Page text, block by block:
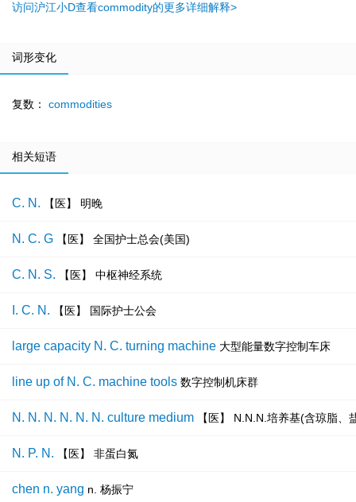
访问沪江小D查看commodity的更多详细解释>
词形变化
复数： commodities
相关短语
C. N. 【医】 明晚
N. C. G 【医】 全国护士总会(美国)
C. N. S. 【医】 中枢神经系统
I. C. N. 【医】 国际护士公会
large capacity N. C. turning machine 大型能量数字控制车床
line up of N. C. machine tools 数字控制机床群
N. N. N. N. N. N. culture medium 【医】 N.N.N.培养基(含琼脂
N. P. N. 【医】 非蛋白氮
chen n. yang n. 杨振宁